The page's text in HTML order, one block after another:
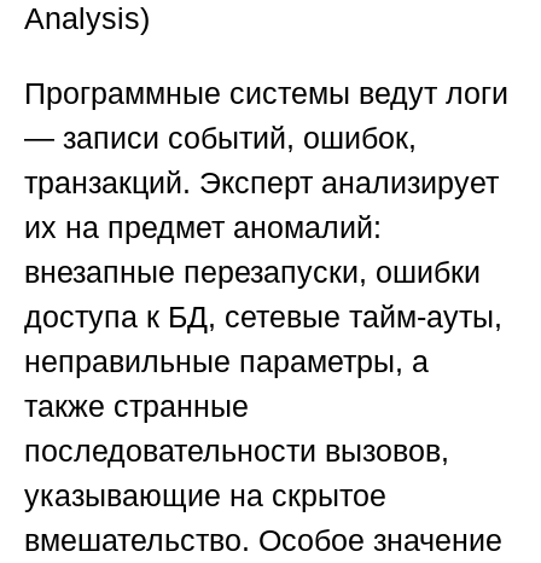
Analysis)
Программные системы ведут логи
— записи событий, ошибок,
транзакций. Эксперт анализирует
их на предмет аномалий:
внезапные перезапуски, ошибки
доступа к БД, сетевые тайм-ауты,
неправильные параметры, а
также странные
последовательности вызовов,
указывающие на скрытое
вмешательство. Особое значение